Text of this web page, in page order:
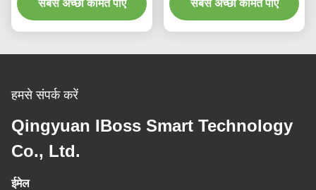
सबसे अच्छी कीमत पाएं
सबसे अच्छी कीमत पाएं
हमसे संपर्क करें
Qingyuan IBoss Smart Technology
Co., Ltd.
ईमेल